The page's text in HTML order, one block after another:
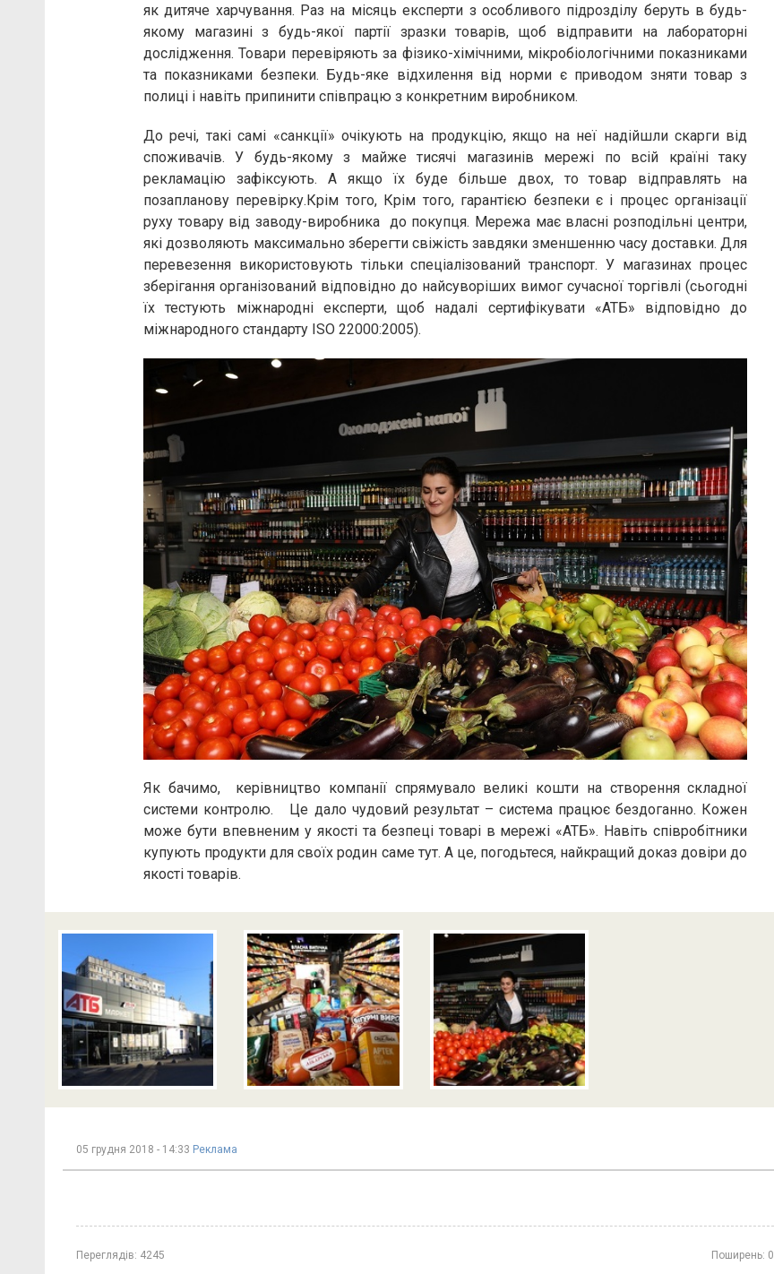
як дитяче харчування. Раз на місяць експерти з особливого підрозділу беруть в будь-
якому магазині з будь-якої партії зразки товарів, щоб відправити на лабораторні
дослідження. Товари перевіряють за фізико-хімічними, мікробіологічними показниками
та показниками безпеки. Будь-яке відхилення від норми є приводом зняти товар з
полиці і навіть припинити співпрацю з конкретним виробником.
До речі, такі самі «санкції» очікують на продукцію, якщо на неї надійшли скарги від
споживачів. У будь-якому з майже тисячі магазинів мережі по всій країні таку
рекламацію зафіксують. А якщо їх буде більше двох, то товар відправлять на
позапланову перевірку.Крім того, Крім того, гарантією безпеки є і процес організації
руху товару від заводу-виробника до покупця. Мережа має власні розподільні центри,
які дозволяють максимально зберегти свіжість завдяки зменшенню часу доставки. Для
перевезення використовують тільки спеціалізований транспорт. У магазинах процес
зберігання організований відповідно до найсуворіших вимог сучасної торгівлі (сьогодні
їх тестують міжнародні експерти, щоб надалі сертифікувати «АТБ» відповідно до
міжнародного стандарту ISO 22000:2005).
Як бачимо, керівництво компанії спрямувало великі кошти на створення складної
системи контролю. Це дало чудовий результат – система працює бездоганно. Кожен
може бути впевненим у якості та безпеці товарі в мережі «АТБ». Навіть співробітники
купують продукти для своїх родин саме тут. А це, погодьтеся, найкращий доказ довіри до
якості товарів.
05 грудня 2018 - 14:33 Реклама
Переглядів: 4245 Поширень: 0